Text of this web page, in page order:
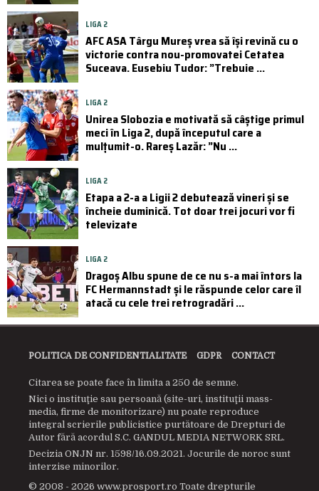
LIGA 2
AFC ASA Târgu Mureș vrea să își revină cu o
victorie contra nou-promovatei Cetatea
Suceava. Eusebiu Tudor: ”Trebuie ...
LIGA 2
Unirea Slobozia e motivată să câștige primul
meci în Liga 2, după începutul care a
mulțumit-o. Rareș Lazăr: ”Nu ...
LIGA 2
Etapa a 2-a a Ligii 2 debutează vineri și se
încheie duminică. Tot doar trei jocuri vor fi
televizate
LIGA 2
Dragoș Albu spune de ce nu s-a mai întors la
FC Hermannstadt și le răspunde celor care îl
atacă cu cele trei retrogradări ...
POLITICA DE CONFIDENTIALITATE GDPR CONTACT
Citarea se poate face în limita a 250 de semne.
Nici o instituţie sau persoană (site-uri, instituţii mass-
media, firme de monitorizare) nu poate reproduce
integral scrierile publicistice purtătoare de Drepturi de
Autor fără acordul S.C. GANDUL MEDIA NETWORK SRL.
Decizia ONJN nr. 1598/16.09.2021. Jocurile de noroc sunt
interzise minorilor.
© 2008 - 2026 www.prosport.ro Toate drepturile